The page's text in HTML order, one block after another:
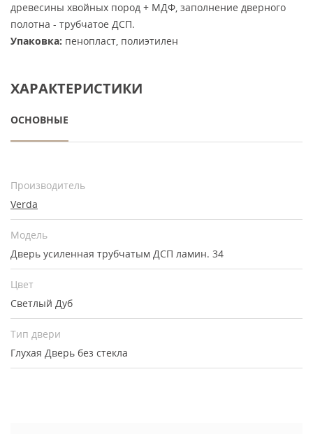
древесины хвойных пород + МДФ, заполнение дверного
полотна - трубчатое ДСП.
Упаковка: пенопласт, полиэтилен
ХАРАКТЕРИСТИКИ
ОСНОВНЫЕ
Производитель
Verda
Модель
Дверь усиленная трубчатым ДСП ламин. 34
Цвет
Светлый Дуб
Тип двери
Глухая Дверь без стекла